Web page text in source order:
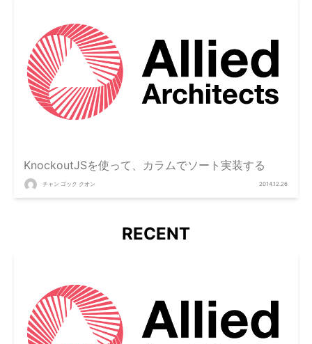
KnockoutJSを使って、カラムでソート実装する
チャン ゴック クオン 2014.12.26
RECENT